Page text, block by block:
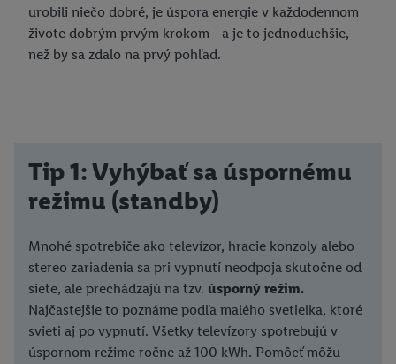
urobili niečo dobré, je úspora energie v každodennom
živote dobrým prvým krokom - a je to jednoduchšie,
než by sa zdalo na prvý pohľad.
Tip 1: Vyhýbať sa úspornému
režimu (standby)
Mnohé spotrebiče ako televízor, hracie konzoly alebo
stereo zariadenia sa pri vypnutí neodpoja skutočne od
siete, ale prechádzajú na tzv. úsporný režim.
Najčastejšie to poznáme podľa malého svetielka, ktoré
svieti aj po vypnutí. Všetky televízory spotrebujú v
úspornom režime ročne až 100 kWh. Pomôcť môžu